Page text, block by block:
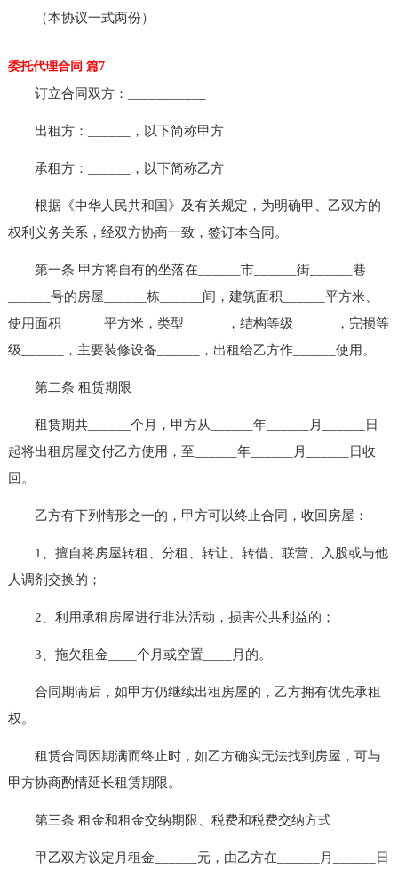
（本协议一式两份）
委托代理合同 篇7
订立合同双方：___________
出租方：______，以下简称甲方
承租方：______，以下简称乙方
根据《中华人民共和国》及有关规定，为明确甲、乙双方的
权利义务关系，经双方协商一致，签订本合同。
第一条 甲方将自有的坐落在______市______街______巷
______号的房屋______栋______间，建筑面积______平方米、
使用面积______平方米，类型______，结构等级______，完损等
级______，主要装修设备______，出租给乙方作______使用。
第二条 租赁期限
租赁期共______个月，甲方从______年______月______日
起将出租房屋交付乙方使用，至______年______月______日收
回。
乙方有下列情形之一的，甲方可以终止合同，收回房屋：
1、擅自将房屋转租、分租、转让、转借、联营、入股或与他
人调剂交换的；
2、利用承租房屋进行非法活动，损害公共利益的；
3、拖欠租金____个月或空置____月的。
合同期满后，如甲方仍继续出租房屋的，乙方拥有优先承租
权。
租赁合同因期满而终止时，如乙方确实无法找到房屋，可与
甲方协商酌情延长租赁期限。
第三条 租金和租金交纳期限、税费和税费交纳方式
甲乙双方议定月租金______元，由乙方在______月______日